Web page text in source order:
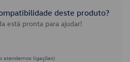
deste produto?
está pronta para ajudar!
atendemos ligações)